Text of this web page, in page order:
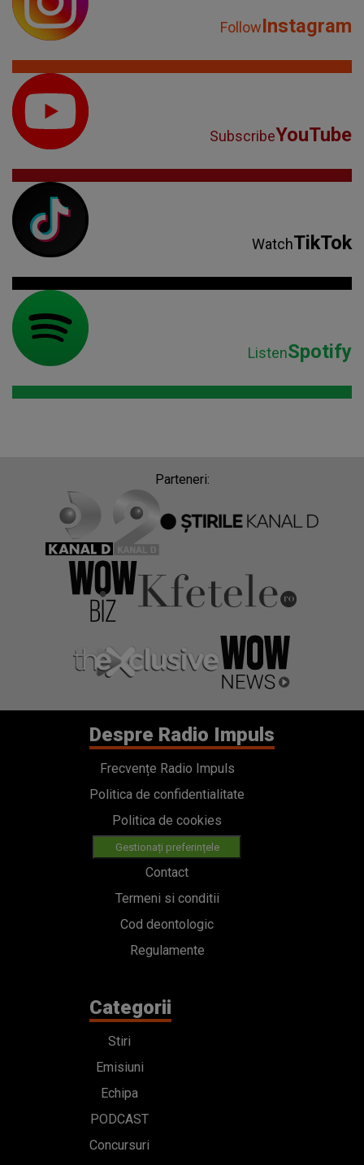
FollowInstagram
SubscribeYouTube
WatchTikTok
ListenSpotify
Parteneri:
Despre Radio Impuls
Frecvențe Radio Impuls
Politica de confidentialitate
Politica de cookies
Gestionați preferințele
Contact
Termeni si conditii
Cod deontologic
Regulamente
Categorii
Stiri
Emisiuni
Echipa
PODCAST
Concursuri